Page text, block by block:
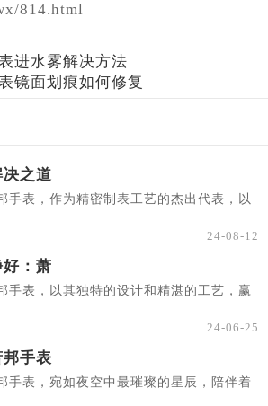
814.html
进水雾解决方法
镜面划痕如何修复
之道
手表，作为精密制表工艺的杰出代表，以
24-08-12
：萧
手表，以其独特的设计和精湛的工艺，赢
24-06-25
手表
手表，宛如夜空中最璀璨的星辰，陪伴着